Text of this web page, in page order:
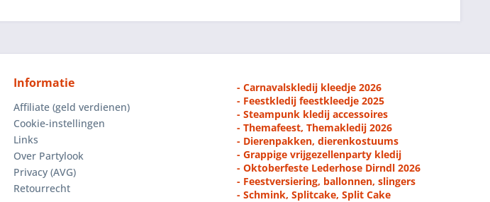
Informatie
Affiliate (geld verdienen)
Cookie-instellingen
Links
Over Partylook
Privacy (AVG)
Retourrecht
- Carnavalskledij kleedje 2026
- Feestkledij feestkleedje 2025
- Steampunk kledij accessoires
- Themafeest, Themakledij 2026
- Dierenpakken, dierenkostuums
- Grappige vrijgezellenparty kledij
- Oktoberfeste Lederhose Dirndl 2026
- Feestversiering, ballonnen, slingers
- Schmink, Splitcake, Split Cake